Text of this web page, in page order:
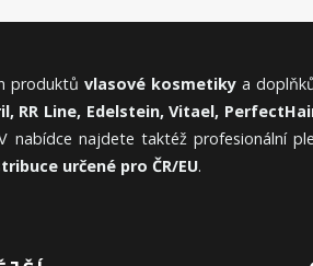
produktů vlasové kosmetikya
RR Line, Edelstein, Vitael,
nabídce najdete taktéž profesionální
určené pro ČR/EU.